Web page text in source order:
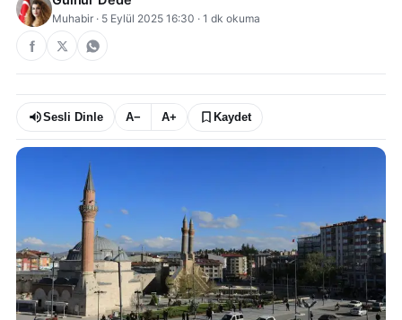
Muhabir · 5 Eylül 2025 16:30 · 1 dk okuma
Sesli Dinle A− A+ Kaydet